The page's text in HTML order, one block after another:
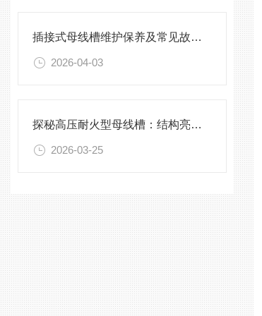
插接式母线槽维护保养及常见故障处理指南
2026-04-03
探秘高压耐火型母线槽：结构亮点与实用效能
2026-03-25